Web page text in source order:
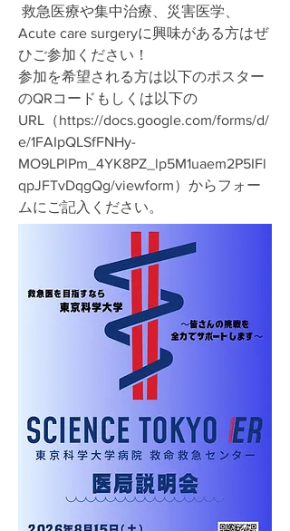
救急医療や集中治療、災害医学、
Acute care surgeryに興味がある方はぜ
ひご参加ください！
参加を希望される方は以下のポスター
のQRコードもしくは以下の
URL（https://docs.google.com/forms/d/
e/1FAIpQLSfFNHy-
MO9LPlPm_4YK8PZ_lp5M1uaem2P5IFl
qpJFTvDqgQg/viewform）からフォー
ムにご記入ください。